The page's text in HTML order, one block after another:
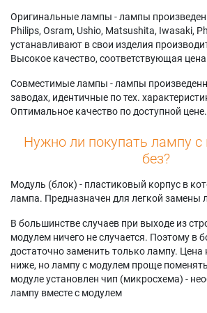
Оригинальные лампы - лампы
Philips, Osram, Ushio, Matsushita, Iwasaki,
устанавливают в свои изделия
Высокое качество, соответствующая
Совместимые лампы - лампы
заводах, идентичные по тех.
Оптимальное качество по доступной цене.
Нужно ли покупать лампу
без?
Модуль (блок) - пластиковый корпус в
лампа. Предназначен для легкой замены
В большинстве случаев при выходе из
модулем ничего не случается. Поэтому в
достаточно заменить только лампу.
ниже, но лампу с модулем проще
модуле установлен чип (микросхема) -
лампу вместе с модулем